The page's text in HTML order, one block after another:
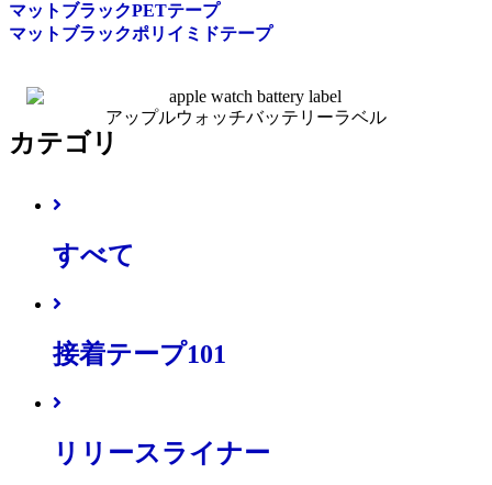
マットブラックPETテープ
マットブラックポリイミドテープ
アップルウォッチバッテリーラベル
カテゴリ
すべて
接着テープ101
リリースライナー